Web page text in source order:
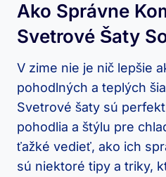
Ako Správne
Svetrové Šaty
V zime nie je nič ‌lepšie
pohodlných a teplých
‍Svetrové šaty sú
pohodlia a štýlu ⁣pre
ťažké vedieť,⁣ ako ich
sú niektoré tipy a triky,